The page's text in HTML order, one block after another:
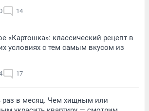
14
«Картошка»: классический рецепт в
условиях с тем самым вкусом из
17
раз в месяц. Чем хищным или